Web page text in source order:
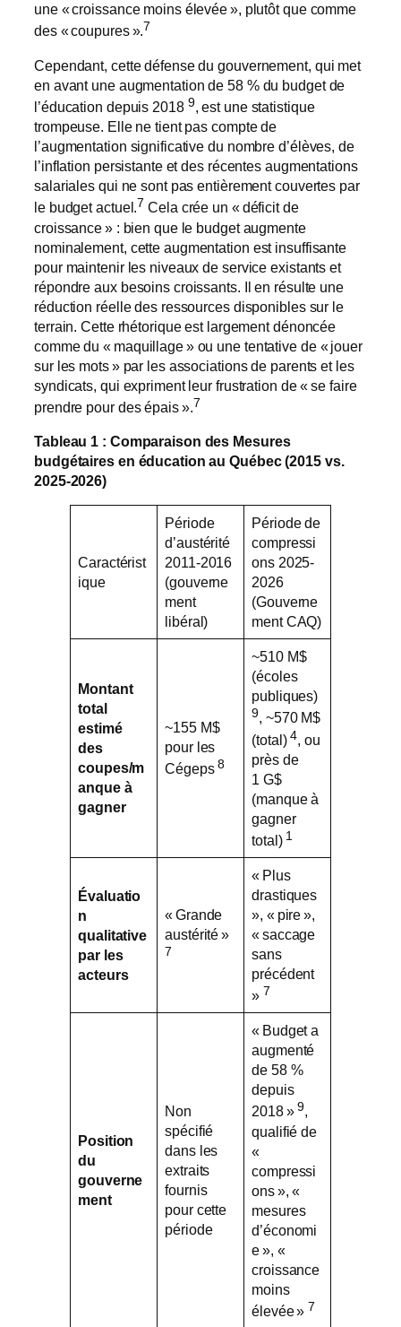
une « croissance moins élevée », plutôt que comme
des « coupures ».7
Cependant, cette défense du gouvernement, qui met
en avant une augmentation de 58 % du budget de
l’éducation depuis 2018 9, est une statistique
trompeuse. Elle ne tient pas compte de
l’augmentation significative du nombre d’élèves, de
l’inflation persistante et des récentes augmentations
salariales qui ne sont pas entièrement couvertes par
le budget actuel.7 Cela crée un « déficit de
croissance » : bien que le budget augmente
nominalement, cette augmentation est insuffisante
pour maintenir les niveaux de service existants et
répondre aux besoins croissants. Il en résulte une
réduction réelle des ressources disponibles sur le
terrain. Cette rhétorique est largement dénoncée
comme du « maquillage » ou une tentative de « jouer
sur les mots » par les associations de parents et les
syndicats, qui expriment leur frustration de « se faire
prendre pour des épais ».7
Tableau 1 : Comparaison des Mesures
budgétaires en éducation au Québec (2015 vs.
2025-2026)
Caractérist
ique
Période
d’austérité
2011-2016
(gouverne
ment
libéral)
Période de
compressi
ons 2025-
2026
(Gouverne
ment CAQ)
Montant
total
estimé
des
coupes/m
anque à
gagner
~155 M$
pour les
Cégeps8
~510 M$
(écoles
publiques)
9, ~570 M$
(total)4, ou
près de
1 G$
(manque à
gagner
total) 1
Évaluatio
n
qualitative
par les
acteurs
« Grande
austérité »
7
« Plus
drastiques
», « pire »,
« saccage
sans
précédent
» 7
Position
du
gouverne
ment
Non
spécifié
dans les
extraits
fournis
pour cette
période
« Budget a
augmenté
de 58 %
depuis
2018 » 9,
qualifié de
«
compressi
ons », «
mesures
d’économi
e », «
croissance
moins
élevée » 7